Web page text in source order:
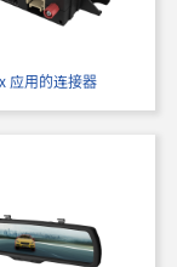
应用的连接器